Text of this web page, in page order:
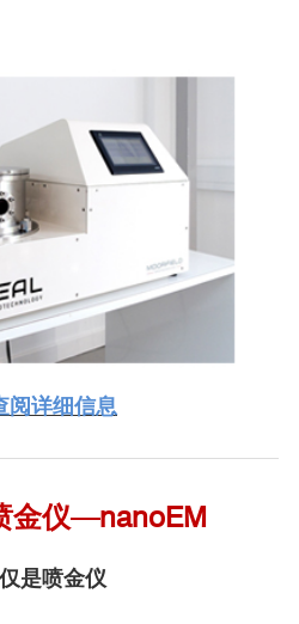
阅详细信息
金仪—nanoEM
是喷金仪
装的MiniLab026热蒸发系统
060）
的评价：
我们采购了Moorfield MiniLab 060磁
系统设计过程中，Moorfield提供了非
象。我们将推荐给任何现在或将来考